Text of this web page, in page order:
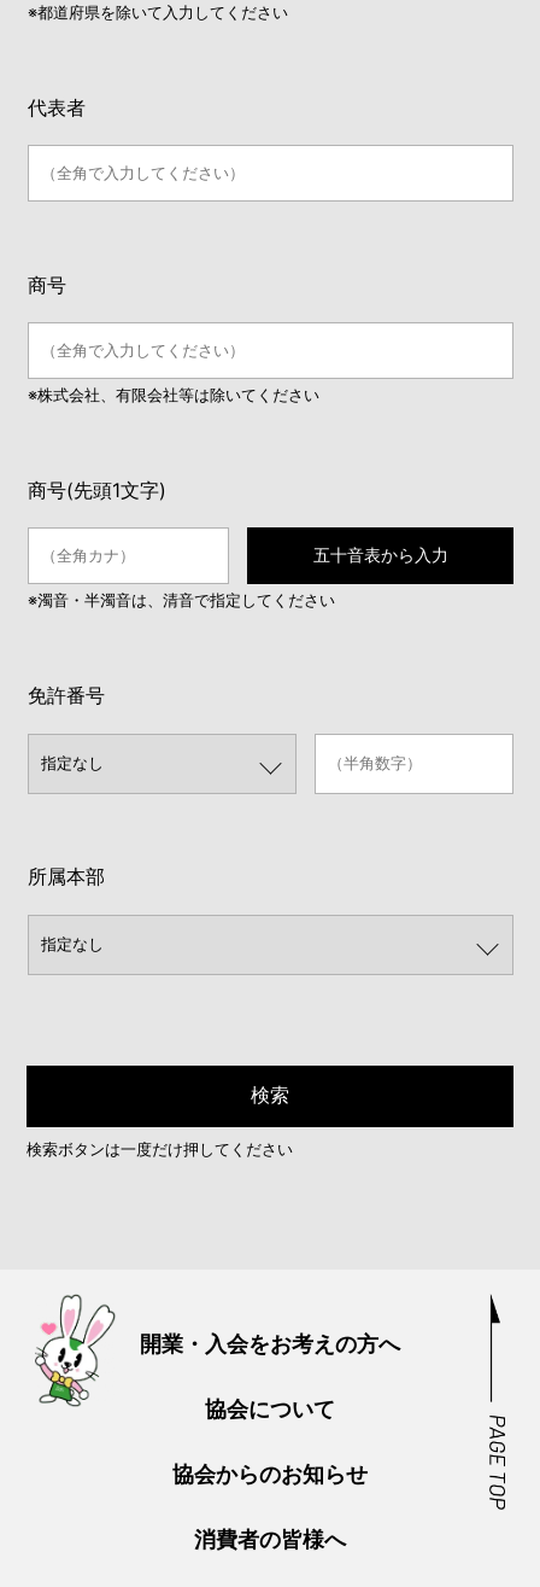
※都道府県を除いて入力してください
代表者
商号
※株式会社、有限会社等は除いてください
商号(先頭1文字)
五十音表から入力
※濁音・半濁音は、清音で指定してください
免許番号
所属本部
検索ボタンは一度だけ押してください
開業・入会をお考えの方へ
協会について
協会からのお知らせ
消費者の皆様へ